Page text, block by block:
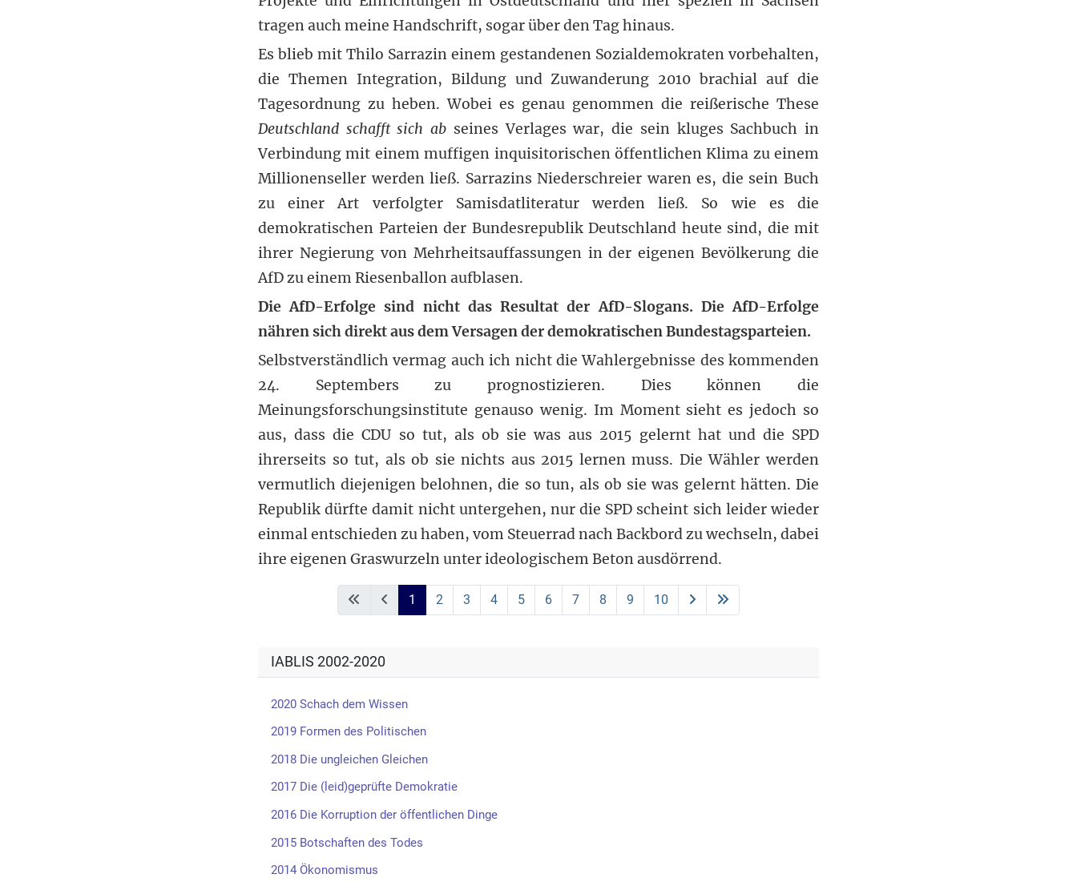
tragen auch meine Handschrift, sogar über den Tag hinaus.
Es blieb mit Thilo Sarrazin einem gestandenen Sozialdemokraten vorbehalten,
die Themen Integration, Bildung und Zuwanderung 2010 brachial auf die
Tagesordnung zu heben. Wobei es genau genommen die reißerische These
Deutschland schafft sich ab seines Verlages war, die sein kluges Sachbuch in
Verbindung mit einem muffigen inquisitorischen öffentlichen Klima zu einem
Millionenseller werden ließ. Sarrazins Niederschreier waren es, die sein Buch
zu einer Art verfolgter Samisdatliteratur werden ließ. So wie es die
demokratischen Parteien der Bundesrepublik Deutschland heute sind, die mit
ihrer Negierung von Mehrheitsauffassungen in der eigenen Bevölkerung die
AfD zu einem Riesenballon aufblasen.
Die AfD-Erfolge sind nicht das Resultat der AfD-Slogans. Die AfD-Erfolge
nähren sich direkt aus dem Versagen der demokratischen Bundestagsparteien.
Selbstverständlich vermag auch ich nicht die Wahlergebnisse des kommenden
24. Septembers zu prognostizieren. Dies können die
Meinungsforschungsinstitute genauso wenig. Im Moment sieht es jedoch so
aus, dass die CDU so tut, als ob sie was aus 2015 gelernt hat und die SPD
ihrerseits so tut, als ob sie nichts aus 2015 lernen muss. Die Wähler werden
vermutlich diejenigen belohnen, die so tun, als ob sie was gelernt hätten. Die
Republik dürfte damit nicht untergehen, nur die SPD scheint sich leider wieder
einmal entschieden zu haben, vom Steuerrad nach Backbord zu wechseln, dabei
ihre eigenen Graswurzeln unter ideologischem Beton ausdörrend.
1 2 3 4 5 6 7 8 9 10
IABLIS 2002-2020
2020 Schach dem Wissen
2019 Formen des Politischen
2018 Die ungleichen Gleichen
2017 Die (leid)geprüfte Demokratie
2016 Die Korruption der öffentlichen Dinge
2015 Botschaften des Todes
2014 Ökonomismus